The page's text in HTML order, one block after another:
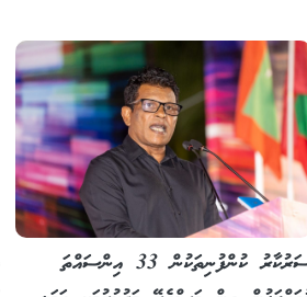
ސަރުކާރު ކުންފުނިތަކުން 33 އިންސައްތަ